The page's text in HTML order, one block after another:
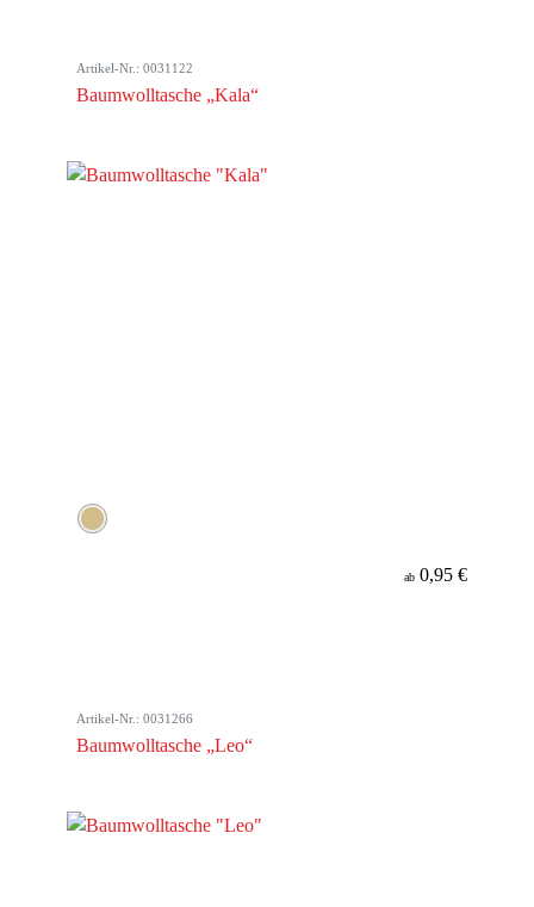
Artikel-Nr.: 0031122
Baumwolltasche „Kala“
ab 0,95 €
Artikel-Nr.: 0031266
Baumwolltasche „Leo“